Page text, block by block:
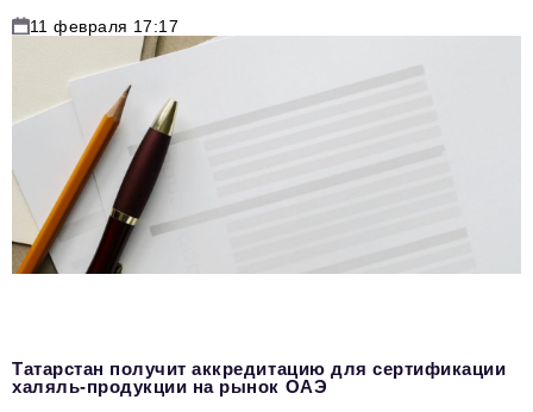
11 февраля 17:17
Татарстан получит аккредитацию для сертификации
халяль-продукции на рынок ОАЭ